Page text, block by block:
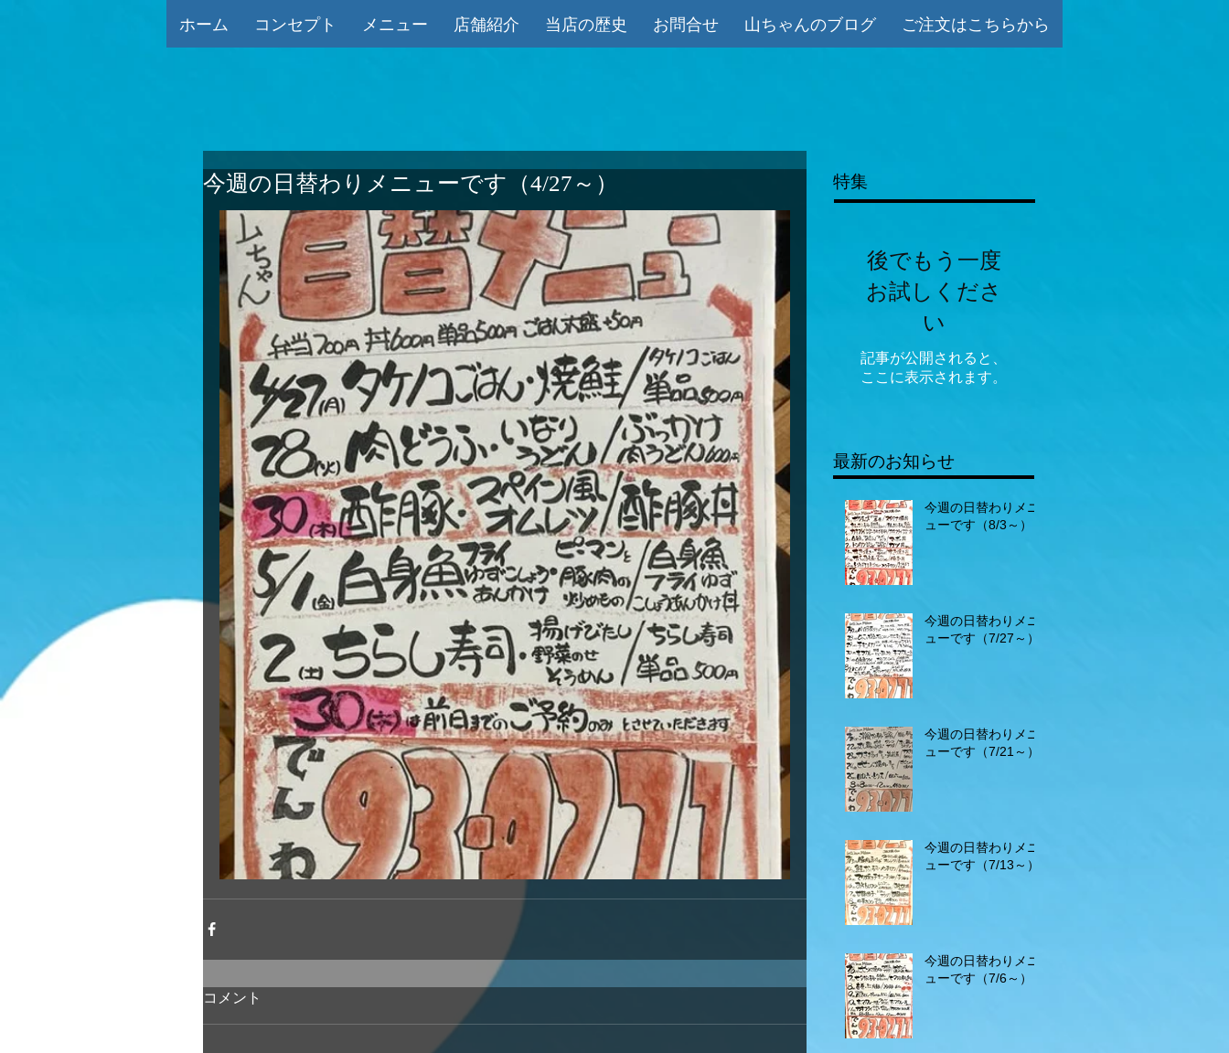
ホーム コンセプト メニュー 店舗紹介 当店の歴史 お問合せ 山ちゃんのブログ ご注文はこちらから
今週の日替わりメニューです（4/27～）
コメント
特集
後でもう一度
お試しくださ
い
記事が公開されると、
ここに表示されます。
最新のお知らせ
今週の日替わりメニ
ューです（8/3～）
今週の日替わりメニ
ューです（7/27～）
今週の日替わりメニ
ューです（7/21～）
今週の日替わりメニ
ューです（7/13～）
今週の日替わりメニ
ューです（7/6～）